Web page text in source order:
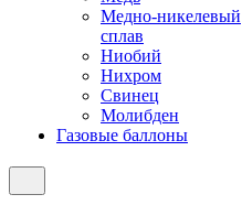
Медно-никелевый
сплав
Ниобий
Нихром
Свинец
Молибден
Газовые баллоны